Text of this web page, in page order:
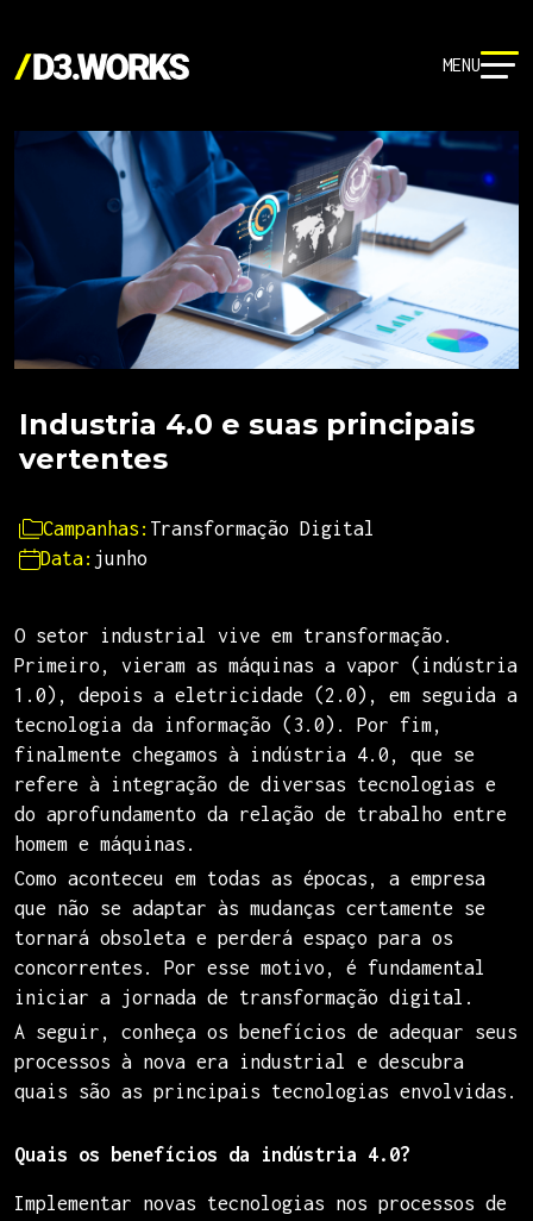
MENU
Industria 4.0 e suas principais
vertentes
Campanhas: Transformação Digital
Data: junho
O setor industrial vive em transformação.
Primeiro, vieram as máquinas a vapor (indústria
1.0), depois a eletricidade (2.0), em seguida a
tecnologia da informação (3.0). Por fim,
finalmente chegamos à indústria 4.0, que se
refere à integração de diversas tecnologias e
do aprofundamento da relação de trabalho entre
homem e máquinas.
Como aconteceu em todas as épocas, a empresa
que não se adaptar às mudanças certamente se
tornará obsoleta e perderá espaço para os
concorrentes. Por esse motivo, é fundamental
iniciar a jornada de transformação digital.
A seguir, conheça os benefícios de adequar seus
processos à nova era industrial e descubra
quais são as principais tecnologias envolvidas.
Quais os benefícios da indústria 4.0?
Implementar novas tecnologias nos processos de